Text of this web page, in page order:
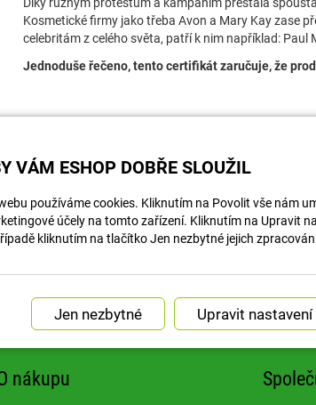
VÁM ESHOP DOBŘE SLOUŽIL
používáme cookies. Kliknutím na Povolit vše nám
účely na tomto zařízení. Kliknutím na Upravit
kliknutím na tlačítko Jen nezbytné jejich
Upravit nastavení
Kosmetické firmy jako třeba Avon a Mary Kay zase
celebritám z celého světa, patří k nim například: Paul
Jednoduše řečeno, tento certifikát zaručuje, že
ON LINE PLATBY
nákupu